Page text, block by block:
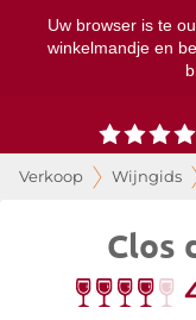
Uw browser is te
winkelmandje en
Verkoop Wijngids
Clos